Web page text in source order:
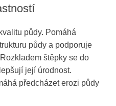
půdy. Pomáhá
půdy a podporuje
štěpky se do
její úrodnost.
předcházet erozi půdy